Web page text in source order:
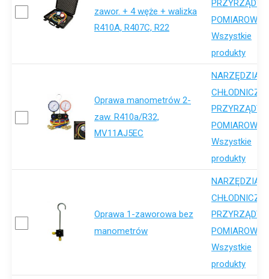
zawor. + 4 węże + walizka
R410A, R407C, R22
PRZYRZĄDY
POMIAROWE
Wszystkie
produkty
Oprawa manometrów 2-
zaw. R410a/R32,
MV11AJ5EC
NARZĘDZIA
CHŁODNICZE
PRZYRZĄDY
POMIAROWE
Wszystkie
produkty
Oprawa 1-zaworowa bez
manometrów
NARZĘDZIA
CHŁODNICZE
PRZYRZĄDY
POMIAROWE
Wszystkie
produkty